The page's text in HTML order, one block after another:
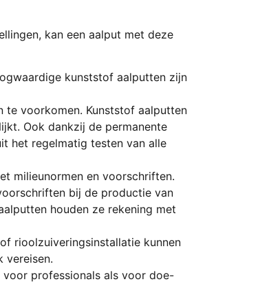
kan een aalput met deze
kunststof aalputten zijn
te voorkomen. Kunststof aalputten
Ook dankzij de permanente
het regelmatig testen van alle
milieunormen en voorschriften.
bij de productie van
houden ze rekening met
rioolzuiveringsinstallatie kunnen
vereisen.
professionals als voor doe-